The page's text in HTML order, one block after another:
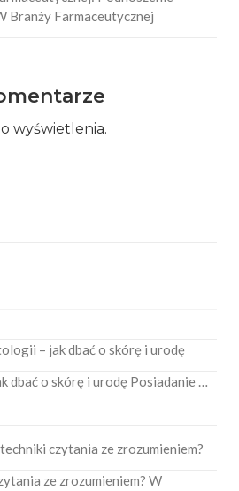
Branży Farmaceutycznej
wyświetlenia.
– jak dbać o skórę i urodę
dbać o skórę i urodę Posiadanie …
czytania ze zrozumieniem?
ze zrozumieniem? W